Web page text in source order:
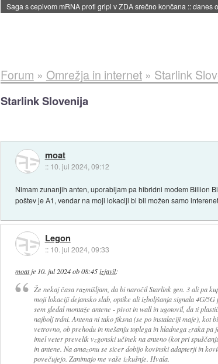
Saga s cepivom mRNA proti gripi v ZDA srečno končana ::danes
Forum » Omrežja in internet» Starlink
Starlink Slovenija
moat
:: 10. jul 2024, 09:12
Nimam zunanjih anten, uporabljam pa hibridni modem Billion
poštev je A1, vendar na moji lokaciji bi bil možen samo
Legon
:: 10. jul 2024, 09:33
moatje 10. jul 2024 ob 08:45 izjavil:
Že nekaj časa razmišljam, da bi naročil Starlink gen. 3 ali pa
moji lokaciji dejansko slab, optike ali izboljšanja signala 4G/5G
sem gledal montaže antene - pivot in wall in ugotovil, da ti
najbolj trdni. Antena ni tako fiksna (se po instalaciji maje), kot
vetrovno, ob prehodu in mešanju toplega in hladnega zraka
imel veter prevelik vzgonski učinek na anteno (kot pri
in antene. Na amazonu se sicer dobijo kovinski adapterji in
povečujejo. Zanimajo me vaše izkušnje. Hvala.